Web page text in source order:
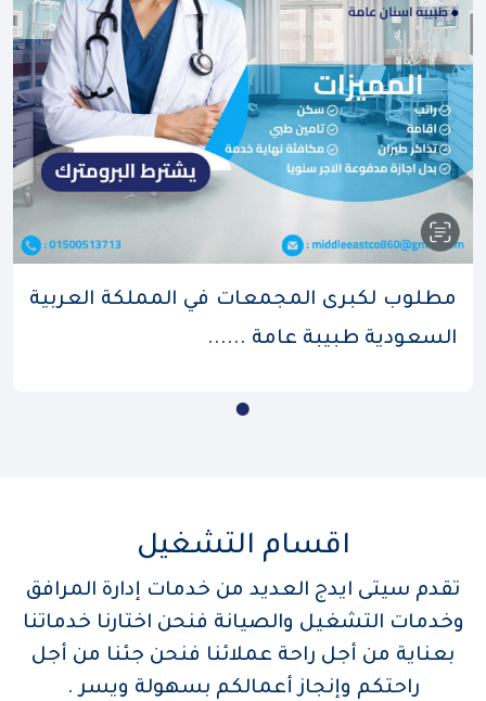
مطلوب لكبرى المجمعات في المملكة العربية
السعودية طبيبة عامة ......
اقسام التشغيل
تقدم سيتى ايدج العديد من خدمات إدارة المرافق
وخدمات التشغيل والصيانة فنحن اختارنا خدماتنا
بعناية من أجل راحة عملائنا فنحن جئنا من أجل
راحتكم وإنجاز أعمالكم بسهولة ويسر .